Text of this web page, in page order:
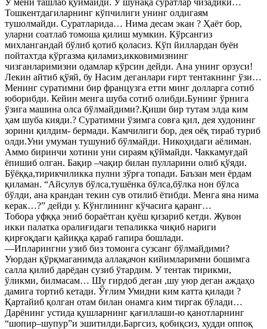
У мени ташлаб қўймайди. У шунақа суратлар чизадики…
Тошкентдагиларнинг кўпчилиги унинг олдигаям
тушолмайди. Суратларида… Нима десам экан ? Ҳаёт бор,
уларни соатлаб томоша қилиш мумкин. Кўрсангиз
михлангандай бўлиб қотиб қоласиз. Кўп йиллардан буён
пойтахтда кўргазма қиламиз,икковимизнинг
чизганларимизни одамлар кўрсин дейди. Ана унинг орзуси!
Лекин айтиб қўяй, бу Насим деганлари ғирт тентакнинг ўзи…
Менинг суратимни бир французга етти минг долларга сотиб
юборибди. Кейин менга шуба сотиб олибди.Бунинг ўрнига
ўзига машина олса бўлмайдими?.Қиши бир тутам элда ким
ҳам шуба кияди.? Суратимни ўзимга совға қил, дея худонинг
зорини қилдим- бермади. Камчилиги бор, дея оёқ тираб туриб
олди.Уни умуман тушуниб бўлмайди. Никоҳидаги аёлиман.
Аммо биринчи хотини уни сираям қўймайди. Чаккамуғдай
ёпишиб олган. Бақир –чақир билан пулларини олиб қўяди.
Бўёққа,тирикчиликка пулни зўрға топади. Баъзан мен ёрдам
қиламан. “Айсулув бўлса,тушёнка бўлса,бўлка нон бўлса
бўлди, ана крандан текин сув отилиб ётибди. Менга яна нима
керак…?” дейди у. Кўнглининг кўчасига қаранг…
Тобора уфққа эниб бораётган қуёш қизариб кетди. Жувон
икки палатка оралиғидаги тепаликка чиқиб нариги
қирғоқдаги қайиққа қараб гапира бошлади.
—Ипларингни узиб биз томонга сузсанг бўлмайдими?
Уюрдан қўрқмаганимда аллақачон кийимларимни бошимга
салла қилиб дарёдан сузиб ўтардим. У тентак тирикми,
ўликми, билмасам… Шу гирдоб деган ,шу уюр деган аждаҳо
дамига тортиб кетади. Ўғлим Умидни ким катта қилади ?
Қартайиб қолган отам билан онамга ким тиргак бўлади…
Дарёнинг устида қушларнинг қағиллаши-ю қанотларнинг
“шопир–шупур”и эшитилди.Баргсиз, қобиқсиз, худди оппоқ